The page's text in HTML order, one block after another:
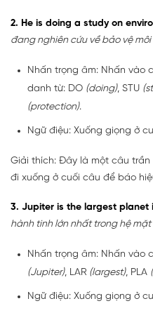
2. He is doing a study on
đang nghiên cứu về bảo vệ môi
Nhấn trọng âm: Nhấn vào
danh từ: DO (doing), STU
(protection).
Ngữ điệu: Xuống giọng ở
Giải thích: Đây là một câu
đi xuống ở cuối câu để báo
3. Jupiter is the largest planet
hành tinh lớn nhất trong hệ mặt
Nhấn trọng âm: Nhấn vào
(Jupiter), LAR (largest), PLA
Ngữ điệu: Xuống giọng ở